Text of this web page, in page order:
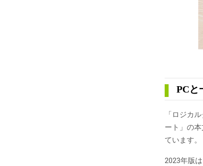
PCと
「ロジカ
ート」の
ています。
2023年版